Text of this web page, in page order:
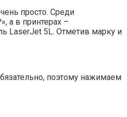
просто. Среди
а в принтерах –
LaserJet 5L. Отметив марку и
поэтому нажимаем